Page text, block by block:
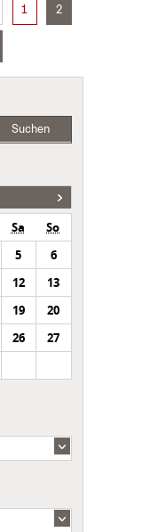
1 2
Suchen
Sa
So
5
6
12
13
19
20
26
27